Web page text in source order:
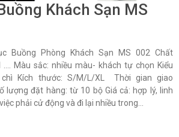
Khách Sạn MS
Buồng Phòng Khách Sạn MS 002 Chất
…. Màu sắc: nhiều màu- khách tự chọn Kiểu
Kích thước: S/M/L/XL Thời gian giao
lượng đặt hàng: từ 10 bộ Giá cả: hợp lý, linh
phải cử động và đi lại nhiều trong...